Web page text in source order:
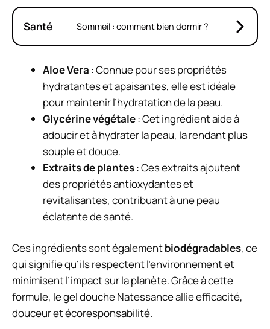
Santé Sommeil : comment bien dormir ?
Aloe Vera : Connue pour ses propriétés
hydratantes et apaisantes, elle est idéale
pour maintenir l’hydratation de la peau.
Glycérine végétale: Cet ingrédient aide à
adoucir et à hydrater la peau, la rendant plus
souple et douce.
Extraits de plantes: Ces extraits ajoutent
des propriétés antioxydantes et
revitalisantes, contribuant à une peau
éclatante de santé.
Ces ingrédients sont égalementbiodégradables, ce
qui signifie qu’ils respectent l’environnement et
minimisent l’impact sur la planète. Grâce à cette
formule, le gel douche Natessance allie efficacité,
douceur et écoresponsabilité.